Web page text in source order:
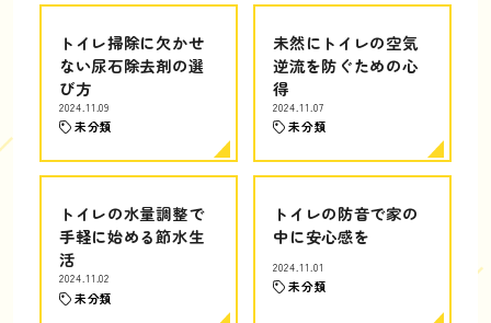
トイレ掃除に欠かせ
ない尿石除去剤の選
び方
2024.11.09
未分類
未然にトイレの空気
逆流を防ぐための心
得
2024.11.07
未分類
トイレの水量調整で
手軽に始める節水生
活
2024.11.02
未分類
トイレの防音で家の
中に安心感を
2024.11.01
未分類